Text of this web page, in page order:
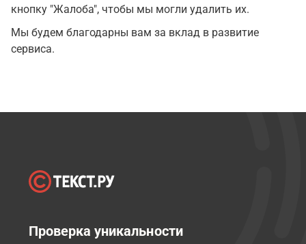
кнопку "Жалоба", чтобы мы могли удалить их.
Мы будем благодарны вам за вклад в развитие
сервиса.
Проверка уникальности